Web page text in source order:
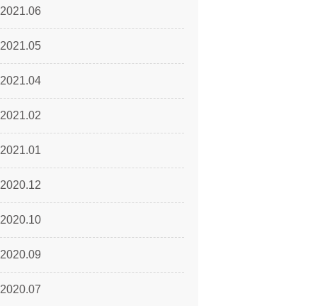
2021.06
2021.05
2021.04
2021.02
2021.01
2020.12
2020.10
2020.09
2020.07